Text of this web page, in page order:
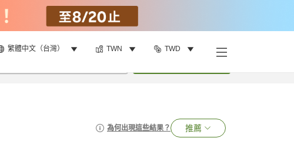
繁體中文（台灣） TWN TWD
為何出現這些結果？ 推薦